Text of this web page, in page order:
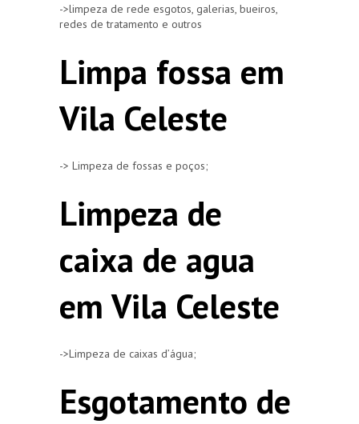
->limpeza de rede esgotos, galerias, bueiros,
redes de tratamento e outros
Limpa fossa em
Vila Celeste
-> Limpeza de fossas e poços;
Limpeza de
caixa de agua
em Vila Celeste
->Limpeza de caixas d’água;
Esgotamento de